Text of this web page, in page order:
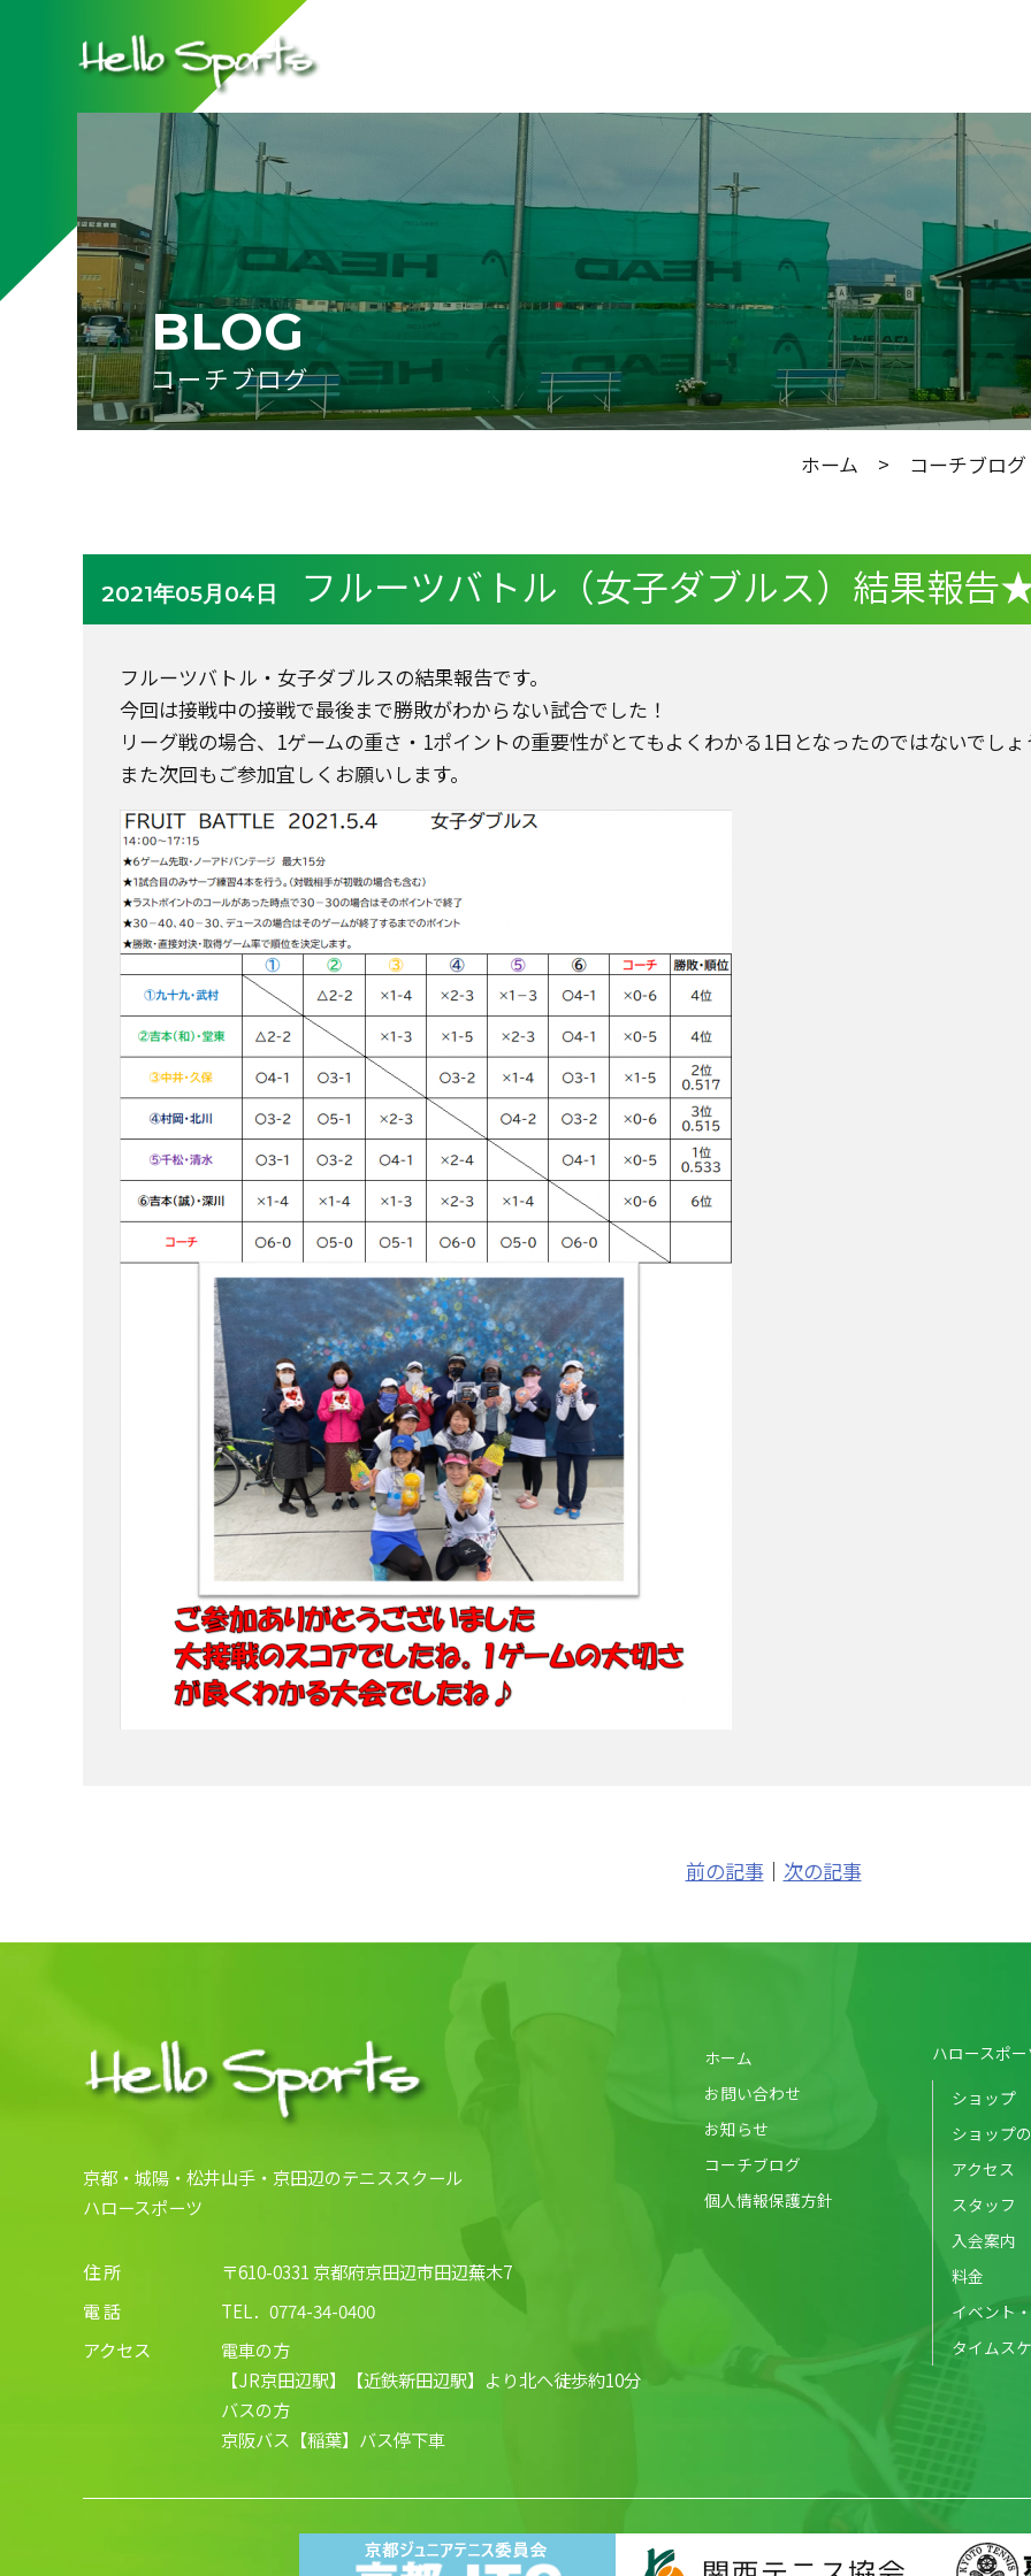
BLOG
コーチブログ
ホーム > コーチブログ
2021年05月04日 フルーツバトル（女子ダブルス）結果報告
フルーツバトル・女子ダブルスの結果報告です。
今回は接戦中の接戦で最後まで勝敗がわからない試合でした！
リーグ戦の場合、1ゲームの重さ・1ポイントの重要性がとてもよくわかる1日となったのではないでしょ
また次回もご参加宜しくお願いします。
前の記事｜ 次の記事
京都・城陽・松井山手・京田辺のテニススクール
ハロースポーツ
住 所
〒610-0331 京都府京田辺市田辺蕪木7
電 話
TEL． 0774-34-0400
アクセス
電車の方
【JR京田辺駅】【近鉄新田辺駅】より北へ徒歩約10分
バスの方
京阪バス【稲葉】バス停下車
ホーム
お問い合わせ
お知らせ
コーチブログ
個人情報保護方針
ハロースポ
ショップ
ショップ
アクセス
スタッフ
入会案内
料金
イベント
タイムス